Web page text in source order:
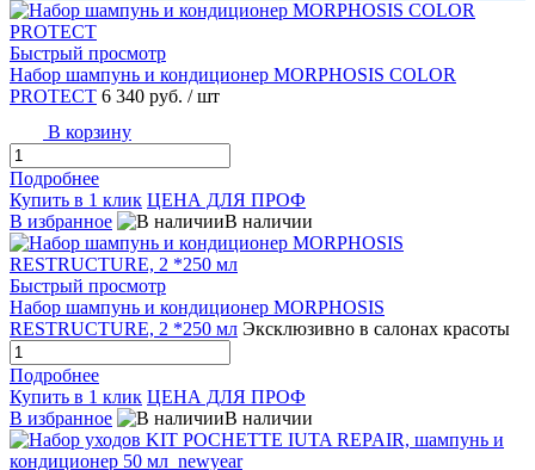
Быстрый просмотр
Набор шампунь и кондиционер MORPHOSIS COLOR
PROTECT 6 340 руб. / шт
В корзину
Подробнее
Купить в 1 клик ЦЕНА ДЛЯ ПРОФ
В избранное
В наличии
Быстрый просмотр
Набор шампунь и кондиционер MORPHOSIS
RESTRUCTURE, 2 *250 мл Эксклюзивно в салонах красоты
Подробнее
Купить в 1 клик ЦЕНА ДЛЯ ПРОФ
В избранное
В наличии